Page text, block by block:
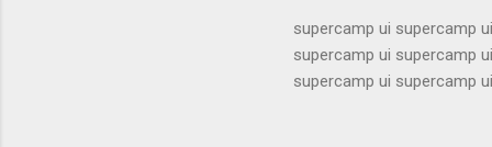
supercamp ui supercamp
supercamp ui supercamp
supercamp ui supercamp
supercamp ui supercamp